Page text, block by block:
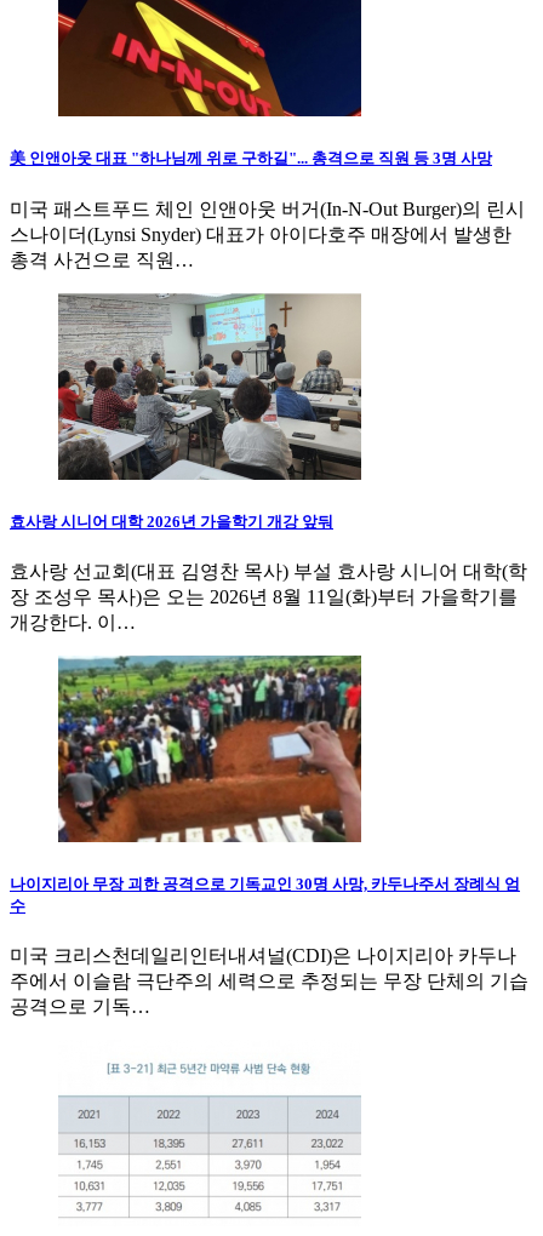
美 인앤아웃 대표 "하나님께 위로 구하길"... 총격으로 직원 등 3명 사망
미국 패스트푸드 체인 인앤아웃 버거(In-N-Out Burger)의 린시
스나이더(Lynsi Snyder) 대표가 아이다호주 매장에서 발생한
총격 사건으로 직원…
효사랑 시니어 대학 2026년 가을학기 개강 앞둬
효사랑 선교회(대표 김영찬 목사) 부설 효사랑 시니어 대학(학
장 조성우 목사)은 오는 2026년 8월 11일(화)부터 가을학기를
개강한다. 이…
나이지리아 무장 괴한 공격으로 기독교인 30명 사망, 카두나주서 장례식 엄
수
미국 크리스천데일리인터내셔널(CDI)은 나이지리아 카두나
주에서 이슬람 극단주의 세력으로 추정되는 무장 단체의 기습
공격으로 기독…